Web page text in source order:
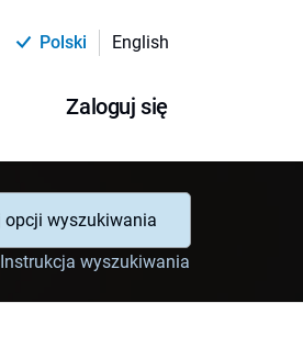
Polski English
Zaloguj się
opcji wyszukiwania
Instrukcja wyszukiwania